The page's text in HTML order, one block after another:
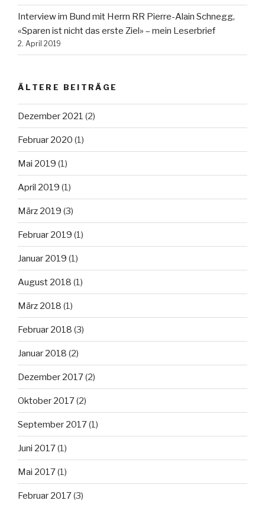
Interview im Bund mit Herrn RR Pierre-Alain Schnegg,
«Sparen ist nicht das erste Ziel» – mein Leserbrief
2. April 2019
ÄLTERE BEITRÄGE
Dezember 2021 (2)
Februar 2020 (1)
Mai 2019 (1)
April 2019 (1)
März 2019 (3)
Februar 2019 (1)
Januar 2019 (1)
August 2018 (1)
März 2018 (1)
Februar 2018 (3)
Januar 2018 (2)
Dezember 2017(2)
Oktober 2017(2)
September 2017(1)
Juni 2017(1)
Mai 2017(1)
Februar 2017(3)